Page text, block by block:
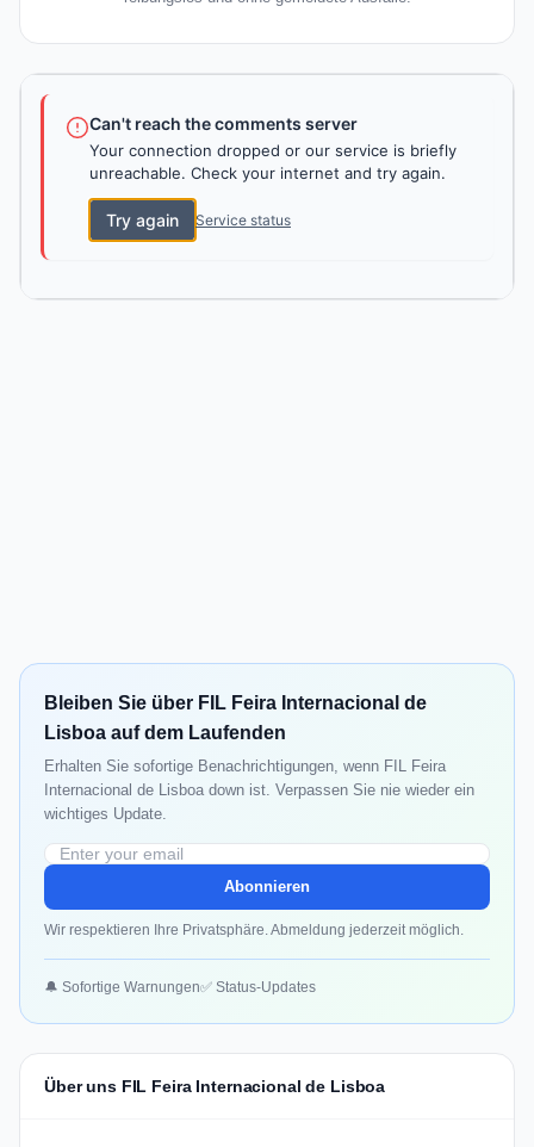
Can't reach the comments server
Your connection dropped or our service is briefly
unreachable. Check your internet and try again.
Try again Service status
Bleiben Sie über FIL Feira Internacional de
Lisboa auf dem Laufenden
Erhalten Sie sofortige Benachrichtigungen, wenn FIL Feira
Internacional de Lisboa down ist. Verpassen Sie nie wieder ein
wichtiges Update.
Abonnieren
Wir respektieren Ihre Privatsphäre. Abmeldung jederzeit möglich.
🔔 Sofortige Warnungen✅ Status-Updates
Über uns FIL Feira Internacional de Lisboa